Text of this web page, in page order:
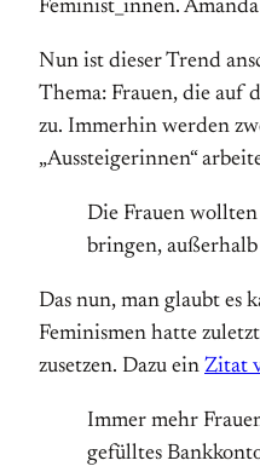
Feminist_innen.
Nun ist dieser Trend
Thema: Frauen, die auf
zu. Immerhin werden
„Aussteigerinnen“
Die Frauen
bringen,
Das nun, man glaubt
Feminismen hatte
zusetzen. Dazu ein Zitat
Immer mehr
gefülltes